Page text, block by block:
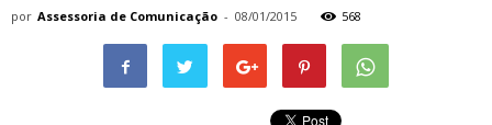
por Assessoria de Comunicação - 08/01/2015 568